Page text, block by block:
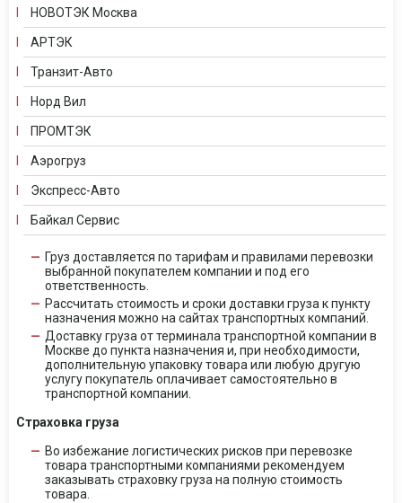
НОВОТЭК Москва
АРТЭК
Транзит-Авто
Норд Вил
ПРОМТЭК
Аэрогруз
Экспресс-Авто
Байкал Сервис
Груз доставляется по тарифам и правилами перевозки
выбранной покупателем компании и под его
ответственность.
Рассчитать стоимость и сроки доставки груза к пункту
назначения можно на сайтах транспортных компаний.
Доставку груза от терминала транспортной компании в
Москве до пункта назначения и, при необходимости,
дополнительную упаковку товара или любую другую
услугу покупатель оплачивает самостоятельно в
транспортной компании.
Страховка груза
Во избежание логистических рисков при перевозке
товара транспортными компаниями рекомендуем
заказывать страховку груза на полную стоимость
товара.